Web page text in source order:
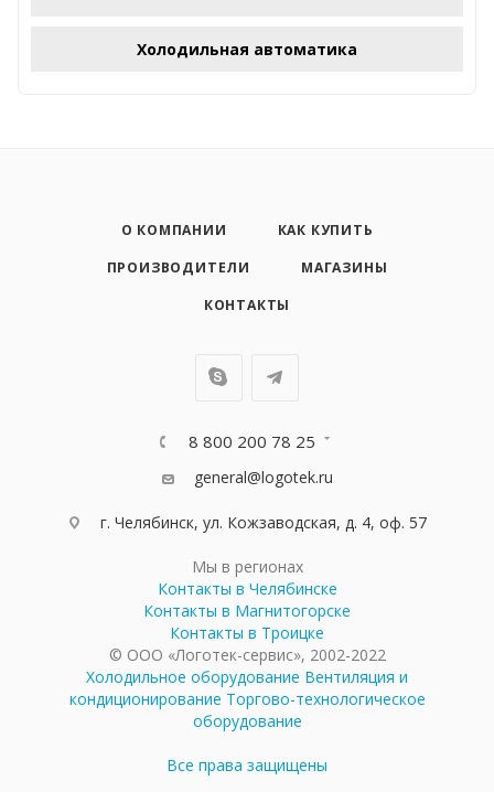
Холодильная автоматика
О КОМПАНИИ
КАК КУПИТЬ
ПРОИЗВОДИТЕЛИ
МАГАЗИНЫ
КОНТАКТЫ
8 800 200 78 25
general@logotek.ru
г. Челябинск, ул. Кожзаводская, д. 4, оф. 57
Мы в регионах
Контакты в Челябинске
Контакты в Магнитогорске
Контакты в Троицке
© ООО «Логотек-сервис», 2002-2022
Холодильное оборудование Вентиляция и
кондиционирование Торгово-технологическое
оборудование
Все права защищены